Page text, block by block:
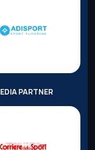
PARTNER